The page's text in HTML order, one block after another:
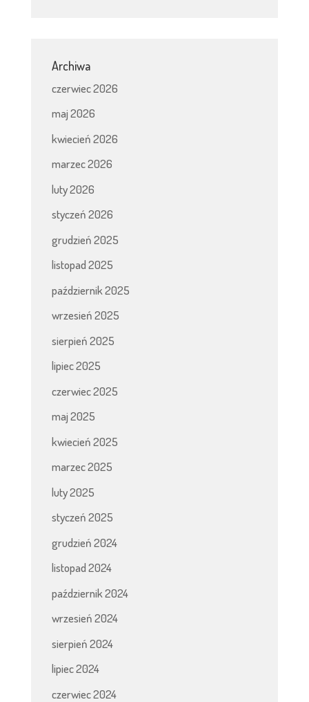
Archiwa
czerwiec 2026
maj 2026
kwiecień 2026
marzec 2026
luty 2026
styczeń 2026
grudzień 2025
listopad 2025
październik 2025
wrzesień 2025
sierpień 2025
lipiec 2025
czerwiec 2025
maj 2025
kwiecień 2025
marzec 2025
luty 2025
styczeń 2025
grudzień 2024
listopad 2024
październik 2024
wrzesień 2024
sierpień 2024
lipiec 2024
czerwiec 2024